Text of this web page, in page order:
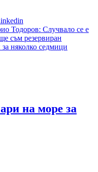
Тодоров: Случвало се е
съм резервиран
няколко седмици
на море за